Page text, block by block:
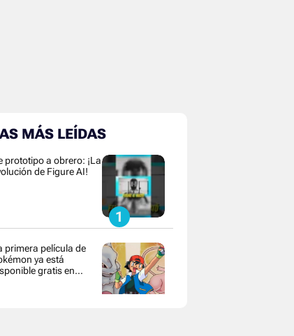
MÁS LEÍDAS
prototipo a obrero: ¡La
de Figure AI!
primera película de
ya está
gratis en